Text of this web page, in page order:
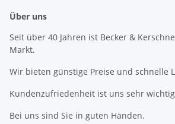
Über uns
Seit über 40 Jahren ist Becker &
Markt.
Wir bieten günstige Preise und schnelle
Kundenzufriedenheit ist uns sehr
Bei uns sind Sie in guten Händen.